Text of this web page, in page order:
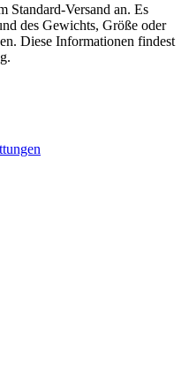
Standard-Versand an. Es
des Gewichts, Größe oder
Diese Informationen findest